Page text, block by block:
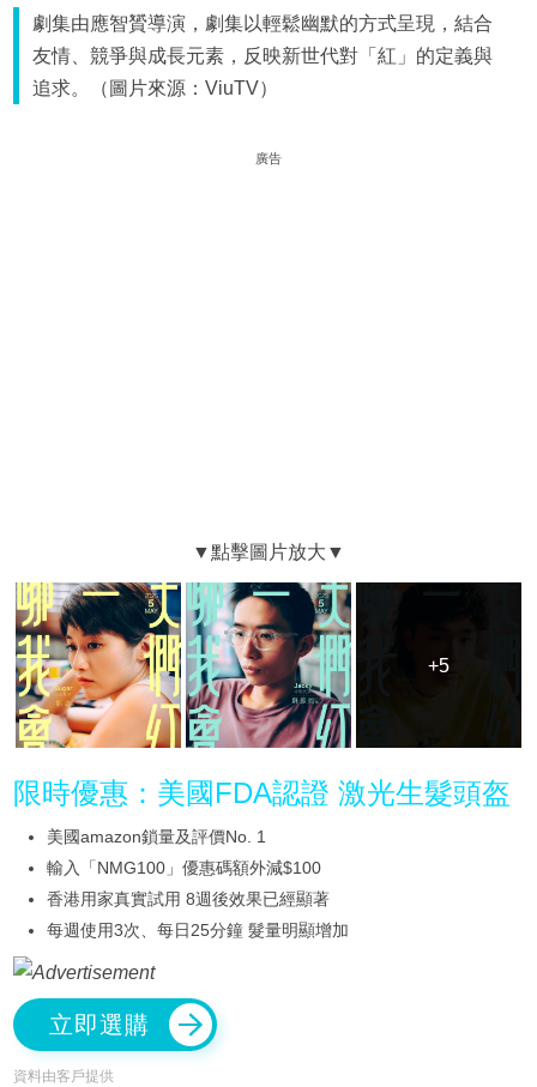
劇集由應智贇導演，劇集以輕鬆幽默的方式呈現，結合
友情、競爭與成長元素，反映新世代對「紅」的定義與
追求。（圖片來源：ViuTV）
廣告
+5
+5
限時優惠：美國FDA認證 激光生髮頭盔
美國amazon鎖量及評價No. 1
輸入「NMG100」優惠碼額外減$100
香港用家真實試用 8週後效果已經顯著
每週使用3次、每日25分鐘 髮量明顯增加
立即選購
資料由客戶提供